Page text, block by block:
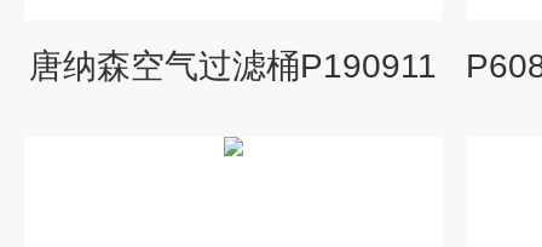
唐纳森空气过滤桶P190911